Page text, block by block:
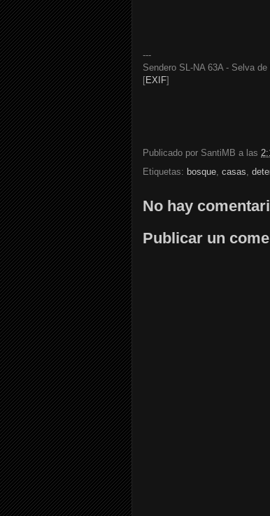
---
Sendero SL-NA 63A - Selva
[EXIF]
Publicado por SantiMB a las
Etiquetas: bosque, casas,
No hay
Publicar un